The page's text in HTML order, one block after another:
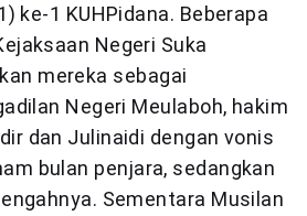
ke-1 KUHPidana. Beberapa
Negeri Suka
mereka sebagai
Negeri Meulaboh, hakim
dan Julinaidi dengan vonis
bulan penjara, sedangkan
Sementara Musilan